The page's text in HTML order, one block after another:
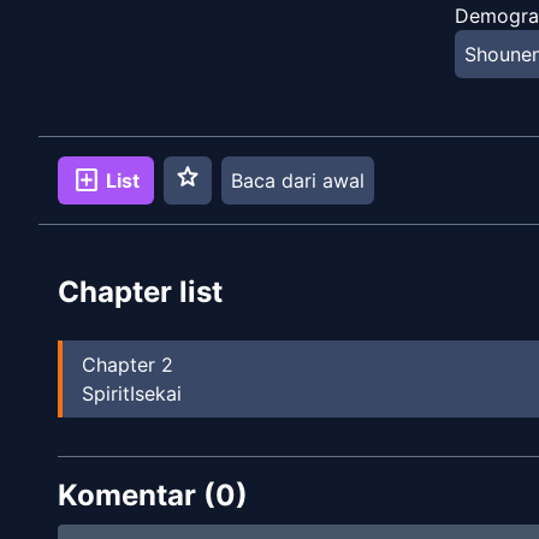
add_box List star Baca dari awal
Chapter list
Chapter 2
SpiritIsekai
Komentar (0)